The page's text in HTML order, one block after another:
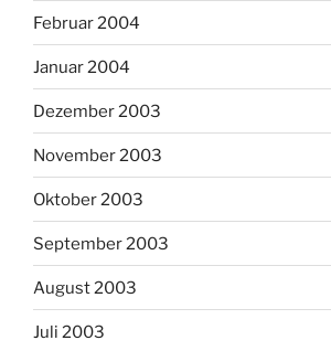
Februar 2004
Januar 2004
Dezember 2003
November 2003
Oktober 2003
September 2003
August 2003
Juli 2003